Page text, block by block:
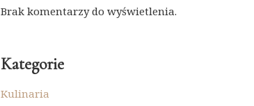
Brak komentarzy do wyświetlenia.
Kategorie
Kulinaria